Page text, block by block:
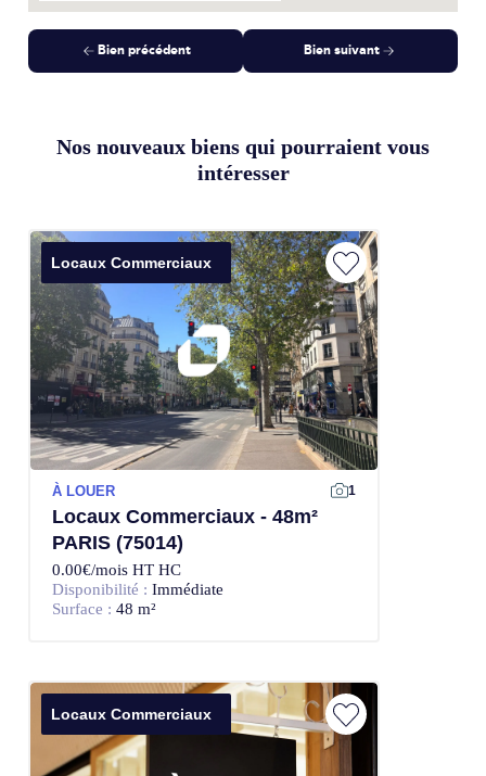
Bien précédent Bien suivant
Nos nouveaux biens qui pourraient vous
intéresser
Locaux Commerciaux
À LOUER 1
Locaux Commerciaux - 48m²
PARIS (75014)
0.00€/mois HT HC
Disponibilité : Immédiate
Surface : 48 m²
Locaux Commerciaux